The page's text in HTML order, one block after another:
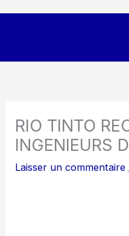
RIO TINTO
INGENIEURS
Laisser un commentaire